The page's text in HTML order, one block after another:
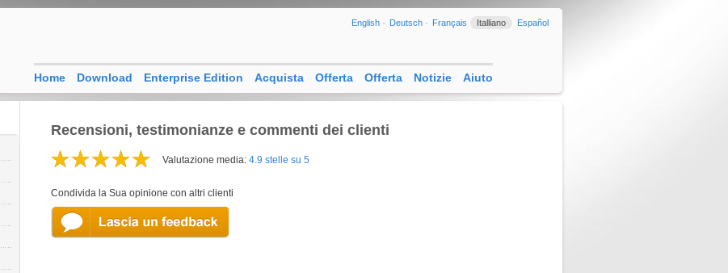
Recensioni, testimonianze e commenti dei clienti
Valutazione media: 4.9 stelle su 5
Condivida la Sua opinione con altri clienti
English Deutsch Français Italliano Español
Home Download Enterprise Edition Acquista Offerta Offerta Notizie Aiuto